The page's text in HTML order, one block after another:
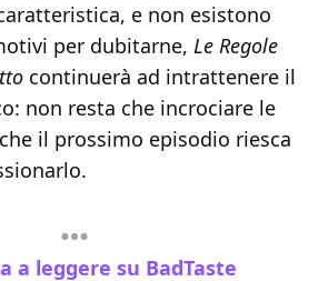
e non esistono
per dubitarne, Le Regole
continuerà ad intrattenere il
non resta che incrociare le
il prossimo episodio riesca
a leggere su BadTaste